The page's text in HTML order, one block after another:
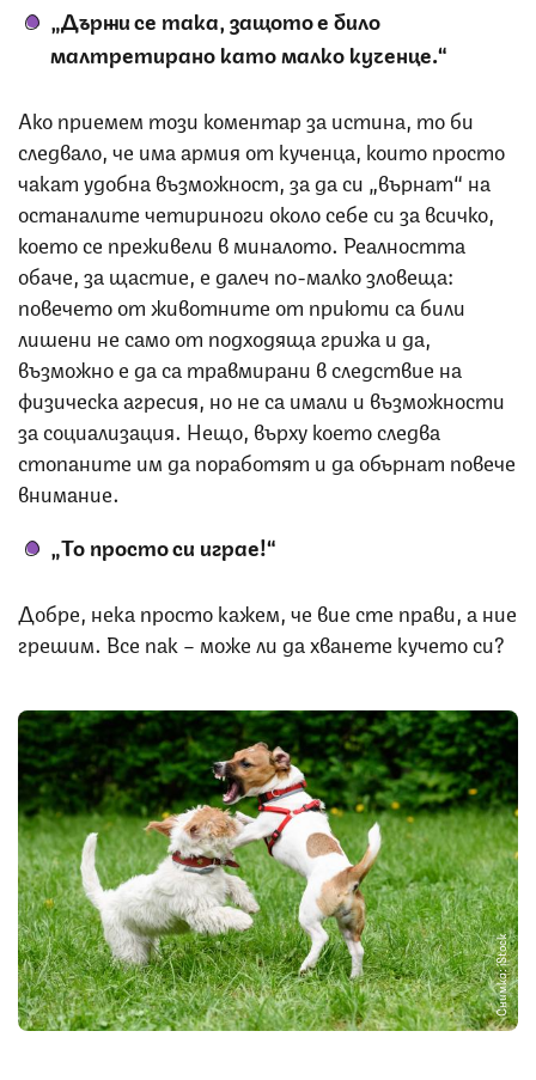
„Държи се така, защото е било
малтретирано като малко кученце.“
Ако приемем този коментар за истина, то би
следвало, че има армия от кученца, които просто
чакат удобна възможност, за да си „върнат“ на
останалите четириноги около себе си за всичко,
което се преживели в миналото. Реалността
обаче, за щастие, е далеч по-малко зловеща:
повечето от животните от приюти са били
лишени не само от подходяща грижа и да,
възможно е да са травмирани в следствие на
физическа агресия, но не са имали и възможности
за социализация. Нещо, върху което следва
стопаните им да поработят и да обърнат повече
внимание.
„То просто си играе!“
Добре, нека просто кажем, че вие сте прави, а ние
грешим. Все пак – може ли да хванете кучето си?
Снимка: iStock